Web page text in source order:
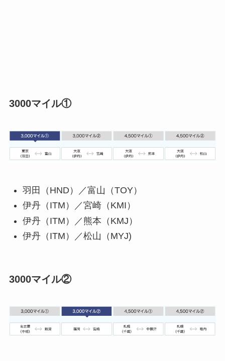
3000マイル①
羽田（HND）／富山（TOY）
伊丹（ITM）／宮崎（KMI）
伊丹（ITM）／熊本（KMJ）
伊丹（ITM）／松山（MYJ)
3000マイル②